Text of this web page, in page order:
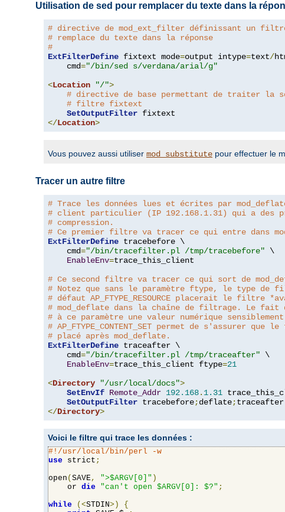
Utilisation de sed pour remplacer du texte dans la
# directive de mod_ext_filter définissant un
# remplace du texte dans la réponse
#
ExtFilterDefine fixtext mode=output intype=text/
    cmd
="/bin/sed s/verdana/arial/g"
<Location "/">
# directive de base permettant de traiter la
# filtre fixtext
SetOutputFilter
</Location>
Vous pouvez aussi utiliser mod_substitute pour effectuer le
Tracer un autre filtre
# Trace les données lues et écrites par
# client particulier (IP 192.168.1.31) qui a des
# compression.
# Ce premier filtre va tracer ce qui entre dans
ExtFilterDefine tracebefore \
    cmd
="/bin/tracefilter.pl /tmp/tracebefore" \
EnableEnv=trace_this_client
# Ce second filtre va tracer ce qui sort de
# Notez que sans le paramètre ftype, le type de
# défaut AP_FTYPE_RESOURCE placerait le filtre
# mod_deflate dans la chaîne de filtrage. Le fait
# à ce paramètre une valeur numérique
# AP_FTYPE_CONTENT_SET permet de s'assurer
# placé après mod_deflate.
ExtFilterDefine traceafter \
    cmd
="/bin/tracefilter.pl /tmp/traceafter" \
EnableEnv=trace_this_client ftype=21
<Directory "/usr/local/docs">
SetEnvIf Remote_Addr 192.168. 1.31
SetOutputFilter tracebefore;deflate;
</Directory>
Voici le filtre qui trace les données :
#!/usr/local/bin/perl -w
use strict ;
open ( SAVE, ">$ARGV[0]" )
    or
die "can't open $ARGV[0]: $?" ;
while
(<STDIN>)
{